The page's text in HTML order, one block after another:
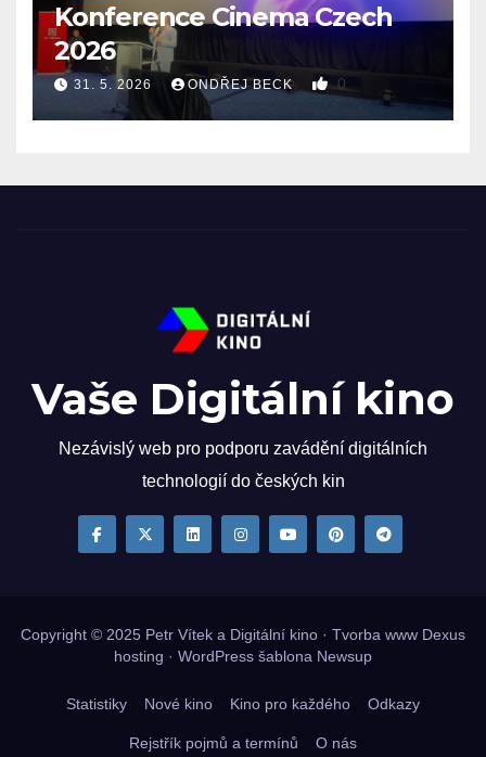
Konference Cinema Czech
2026
31. 5. 2026 ONDŘEJ BECK 0
Vaše Digitální kino
Nezávislý web pro podporu zavádění digitálních
technologií do českých kin
Copyright © 2025 Petr Vítek a Digitální kino · Tvorba www Dexus
hosting · WordPress šablona Newsup
Statistiky Nové kino Kino pro každého Odkazy
Rejstřík pojmů a termínů O nás